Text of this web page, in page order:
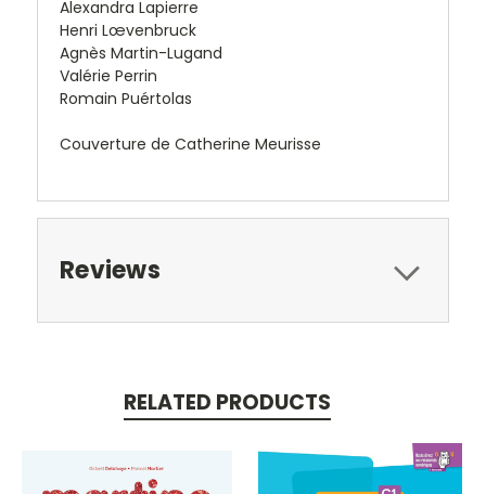
Alexandra Lapierre
Henri Lœvenbruck
Agnès Martin-Lugand
Valérie Perrin
Romain Puértolas
Couverture de Catherine Meurisse
Reviews
RELATED PRODUCTS